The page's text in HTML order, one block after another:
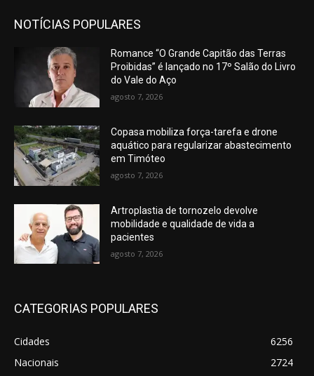
NOTÍCIAS POPULARES
Romance “O Grande Capitão das Terras
Proibidas” é lançado no 17º Salão do Livro
do Vale do Aço
agosto 7, 2026
Copasa mobiliza força-tarefa e drone
aquático para regularizar abastecimento
em Timóteo
agosto 7, 2026
Artroplastia de tornozelo devolve
mobilidade e qualidade de vida a
pacientes
agosto 7, 2026
CATEGORIAS POPULARES
Cidades
6256
Nacionais
2724